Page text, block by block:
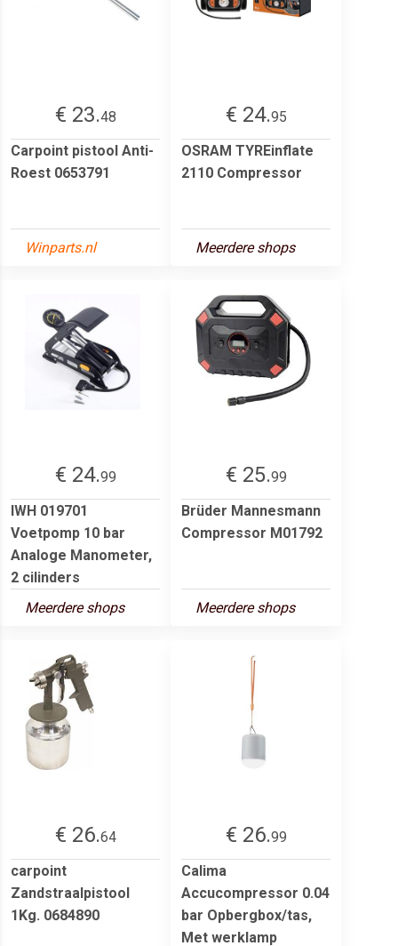
€ 23.48
Carpoint pistool Anti-
Roest 0653791
Winparts.nl
€ 24.95
OSRAM TYREinflate
2110 Compressor
Meerdere shops
€ 24.99
IWH 019701
Voetpomp 10 bar
Analoge Manometer,
2 cilinders
Meerdere shops
€ 25.99
Brüder Mannesmann
Compressor M01792
Meerdere shops
€ 26.64
carpoint
Zandstraalpistool
1Kg. 0684890
€ 26.99
Calima
Accucompressor 0.04
bar Opbergbox/tas,
Met werklamp